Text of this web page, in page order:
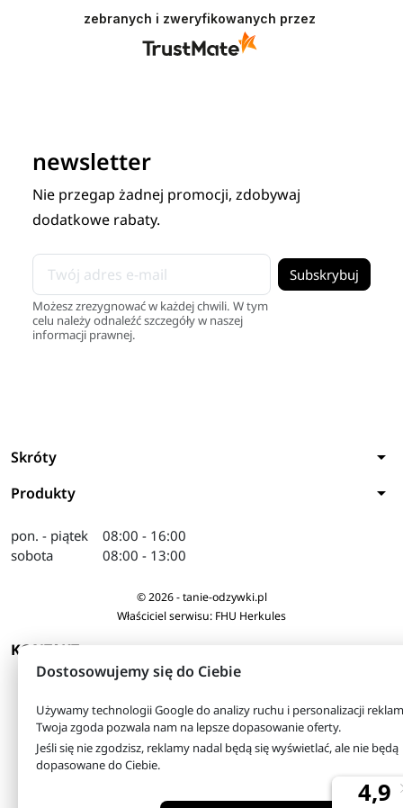
zebranych i zweryfikowanych przez
newsletter
Nie przegap żadnej promocji, zdobywaj
dodatkowe rabaty.
Możesz zrezygnować w każdej chwili. W tym
celu należy odnaleźć szczegóły w naszej
informacji prawnej.
Skróty arrow_drop_down
Produkty arrow_drop_down
pon. - piątek
sobota
08:00 - 16:00
08:00 - 13:00
© 2026 - tanie-odzywki.pl
Właściciel serwisu: FHU Herkules
KONTAKT
Dostosowujemy się do Ciebie
Używamy technologii Google do analizy ruchu i personalizacji
Twoja zgoda pozwala nam na lepsze dopasowanie oferty.
Jeśli się nie zgodzisz, reklamy nadal będą się wyświetlać, ale nie będą
dopasowane do Ciebie.